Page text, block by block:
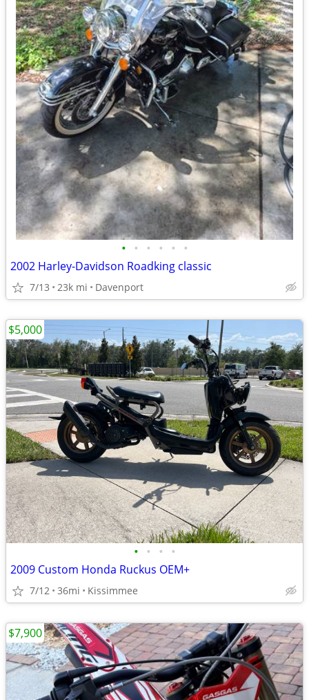
• • • • • •
2002 Harley-Davidson Roadking classic
7/13 23k mi Davenport
• • • •
2009 Custom Honda Ruckus OEM+
7/12 36mi Kissimmee
$5,000
$7,900